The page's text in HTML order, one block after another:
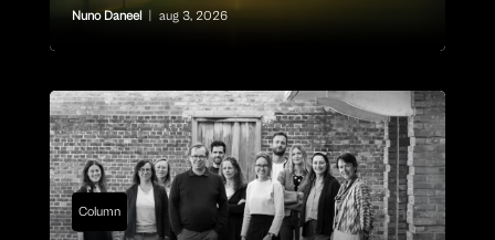
Nuno Daneel aug 3, 2026
Column